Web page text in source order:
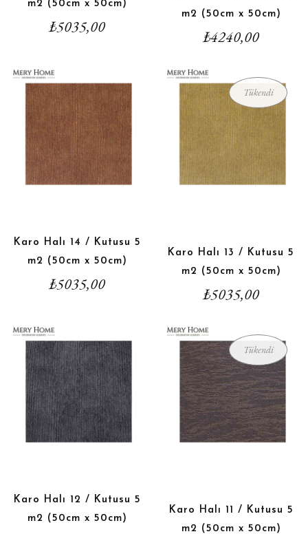
m2 (50cm x 50cm)
₺5035,00
m2 (50cm x 50cm)
₺4240,00
Karo Halı 14 / Kutusu 5
m2 (50cm x 50cm)
₺5035,00
Tükendi
Karo Halı 13 / Kutusu 5
m2 (50cm x 50cm)
₺5035,00
Karo Halı 12 / Kutusu 5
m2 (50cm x 50cm)
Tükendi
Karo Halı 11 / Kutusu 5
m2 (50cm x 50cm)